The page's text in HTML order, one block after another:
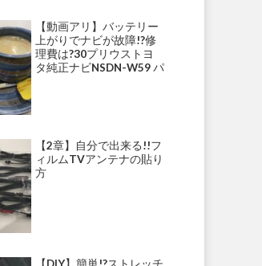
【動画アリ】バッテリー
上がりでナビが故障!?修
理費は?30プリウストヨ
タ純正ナビNSDN-W59 パ
【2章】自分で出来る!!フ
ィルムTVアンテナの貼り
方